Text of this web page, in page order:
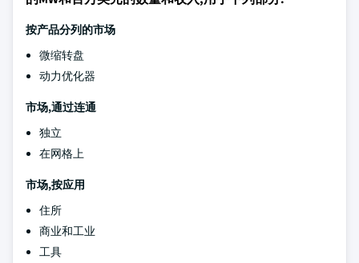
按产品分列的市场
微缩转盘
动力优化器
市场,通过连通
独立
在网格上
市场,按应用
住所
商业和工业
工具